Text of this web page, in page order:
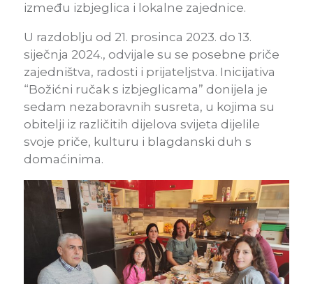
između izbjeglica i lokalne zajednice.
U razdoblju od 21. prosinca 2023. do 13.
siječnja 2024., odvijale su se posebne priče
zajedništva, radosti i prijateljstva. Inicijativa
“Božićni ručak s izbjeglicama” donijela je
sedam nezaboravnih susreta, u kojima su
obitelji iz različitih dijelova svijeta dijelile
svoje priče, kulturu i blagdanski duh s
domaćinima.